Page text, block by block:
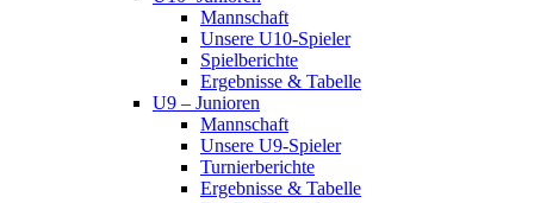
Mannschaft
Unsere U10-Spieler
Spielberichte
Ergebnisse & Tabelle
U9 – Junioren
Mannschaft
Unsere U9-Spieler
Turnierberichte
Ergebnisse & Tabelle